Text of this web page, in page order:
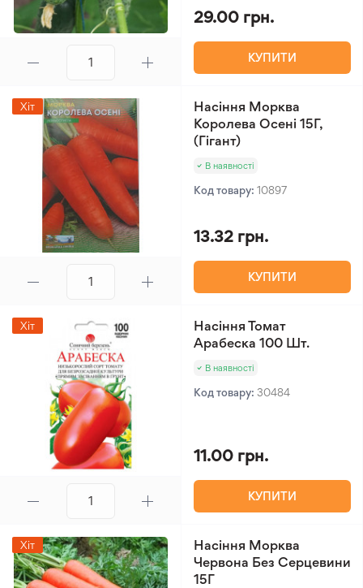
29.00 грн.
КУПИТИ
Хіт
Насіння Морква
Королева Осені 15Г,
(Гігант)
В наявності
Код товару: 10897
13.32 грн.
КУПИТИ
Хіт
Насіння Томат
Арабеска 100 Шт.
В наявності
Код товару: 30484
11.00 грн.
КУПИТИ
Хіт
Насіння Морква
Червона Без Серцевини
15Г